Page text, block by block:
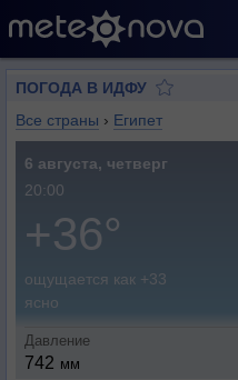
ПОГОДА В ИДФУ
Все страны › Египет
6 августа, четверг
20:00
+36°
ощущается как +33
ясно
Давление
742 мм